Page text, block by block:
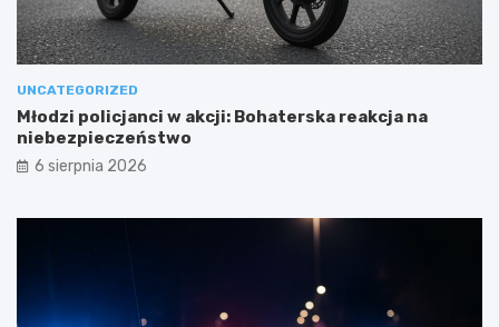
UNCATEGORIZED
Młodzi policjanci w akcji: Bohaterska reakcja na
niebezpieczeństwo
6 sierpnia 2026